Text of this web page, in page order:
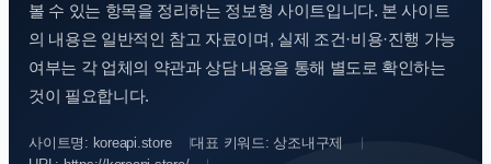
볼 수 있는 항목을 정리하는 정보형 사이트입니다. 본 사이트
의 내용은 일반적인 참고 자료이며, 실제 조건·비용·진행 가능
여부는 각 업체의 약관과 상담 내용을 통해 별도로 확인하는
것이 필요합니다.
사이트명: koreapi.store
대표 키워드: 상조내구제